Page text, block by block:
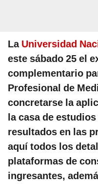
La Universidad
este sábado 25 el
complementario
Profesional de
concretarse la
la casa de
resultados en las
aquí todos los
plataformas de
ingresantes,